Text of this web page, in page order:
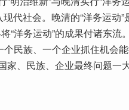
代社会。晚清的“洋务运动”
“洋务运动”的成果付诸东流
民族、一个企业抓住机会能
家、民族、企业最终问题一